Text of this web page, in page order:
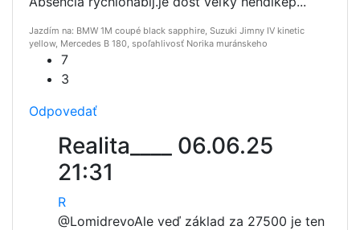
Jazdím na: BMW 1M coupé black sapphire, Suzuki Jimny IV kinetic
yellow, Mercedes B 180, spoľahlivosť Norika muránskeho
7
3
Odpovedať
Realita____ 06.06.25
21:31
R
@LomidrevoAle veď základ za 27500 je ten